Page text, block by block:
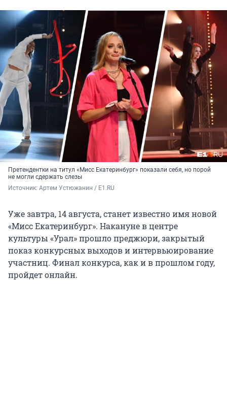
Претендентки на титул «Мисс Екатеринбург» показали себя, но порой
не могли сдержать слезы
Источник: Артем Устюжанин / Е1.RU
Уже завтра, 14 августа, станет известно имя новой
«Мисс Екатеринбург». Накануне в центре
культуры «Урал» прошло преджюри, закрытый
показ конкурсных выходов и интервьюирование
участниц. Финал конкурса, как и в прошлом году,
пройдет онлайн.